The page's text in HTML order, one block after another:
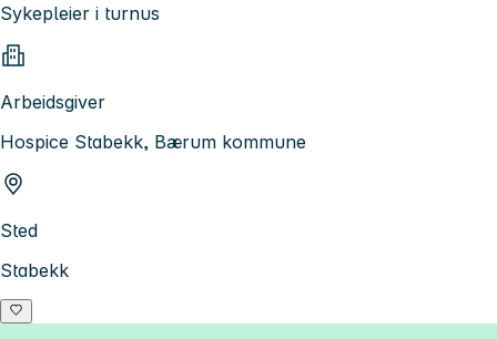
Sykepleier i turnus
Arbeidsgiver
Hospice Stabekk, Bærum kommune
Sted
Stabekk